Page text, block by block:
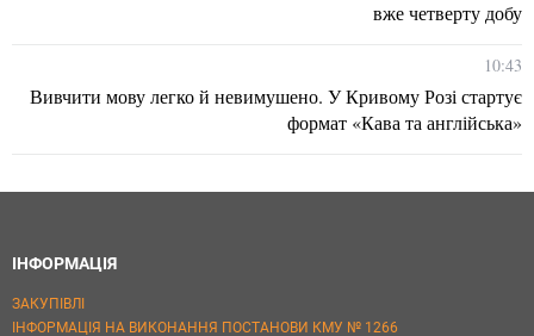
вже четверту добу
10:43
Вивчити мову легко й невимушено. У Кривому Розі стартує
формат «Кава та англійська»
ІНФОРМАЦІЯ
ЗАКУПІВЛІ
ІНФОРМАЦІЯ НА ВИКОНАННЯ ПОСТАНОВИ КМУ № 1266